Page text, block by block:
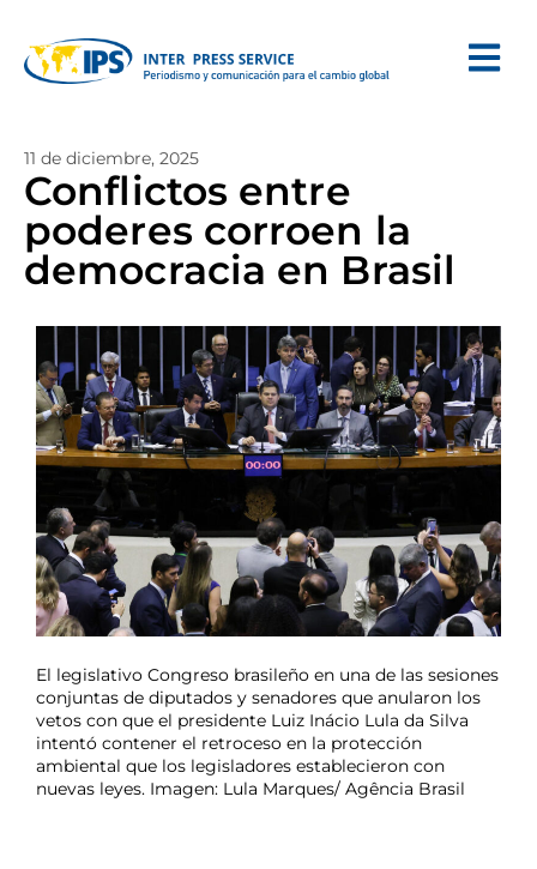
11 de diciembre, 2025
Conflictos entre
poderes corroen la
democracia en Brasil
El legislativo Congreso brasileño en una de las sesiones
conjuntas de diputados y senadores que anularon los
vetos con que el presidente Luiz Inácio Lula da Silva
intentó contener el retroceso en la protección
ambiental que los legisladores establecieron con
nuevas leyes. Imagen: Lula Marques/ Agência Brasil